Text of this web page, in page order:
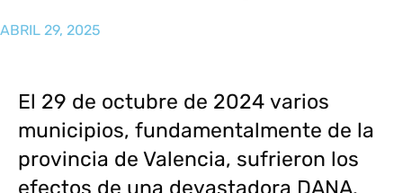
ABRIL 29, 2025
El 29 de octubre de 2024 varios
municipios, fundamentalmente de la
provincia de Valencia, sufrieron los